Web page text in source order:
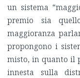
un sistema
premio sia
maggioranza
propongono i
misto, in quanto il
innesta sulla